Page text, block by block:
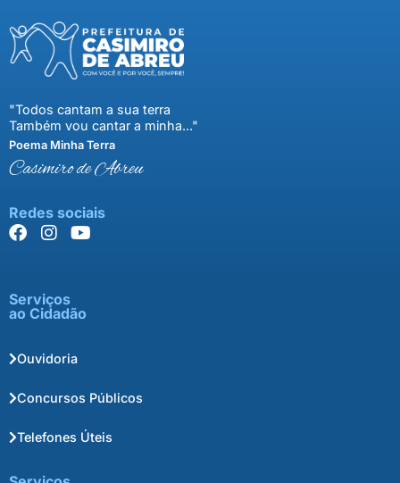
"Todos cantam a sua terra
Também vou cantar a minha..."
Poema Minha Terra
Casimiro de Abreu
Redes sociais
Serviços
ao Cidadão
Ouvidoria
Concursos Públicos
Telefones Úteis